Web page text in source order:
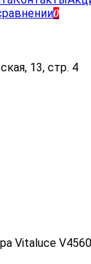
0
13, стр. 4
Vitaluce